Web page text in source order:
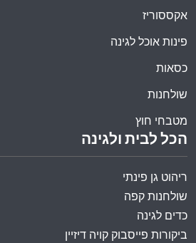
הכל לבית ולגינה
ריהוט גן פינתי
שולחנות קפה
כדים לגינה
ביקורות פייסבוק קויה דיזיין
אקססוריז
פינות אוכל לגינה
כסאות
שולחנות
מטבחי חוץ